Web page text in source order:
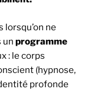
ne
un programme
: le corps
(hypnose,
profonde